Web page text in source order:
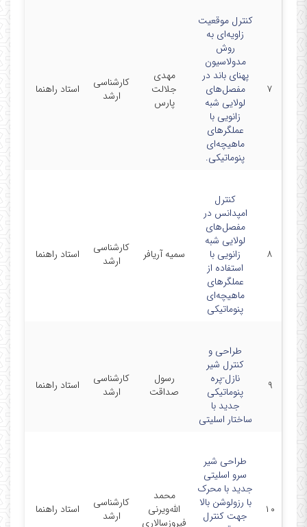
۷
کنترل موقعیت
زاویه‌ای به
روش
مدولاسیون
پهنای باند در
مفصل‌های
لولایی شبه
زانویی با
عملگرهای
ماهیچه‌ای
پنوماتیکی.
مهدی
جلالت
پارس
کارشناسی
ارشد
استاد راهنما
۸
کنترل
امپدانس در
مفصل‌های
لولایی شبه
زانویی با
استفاده از
عملگرهای
ماهیچه‌ای
پنوماتیکی
سمیه آریافر
کارشناسی
ارشد
استاد راهنما
۹
طراحی و
کنترل شیر
نازل-پره
پنوماتیکی
جدید با
ساختار اسلیتی
رسول
صداقت
کارشناسی
ارشد
استاد راهنما
۱۰
طراحی شیر
سرو اسلیتی
جدید با محرک
با رزولوشن بالا
جهت کنترل
محمد
الله‌ویرنی
فیروزسالاری
کارشناسی
ارشد
استاد راهنما